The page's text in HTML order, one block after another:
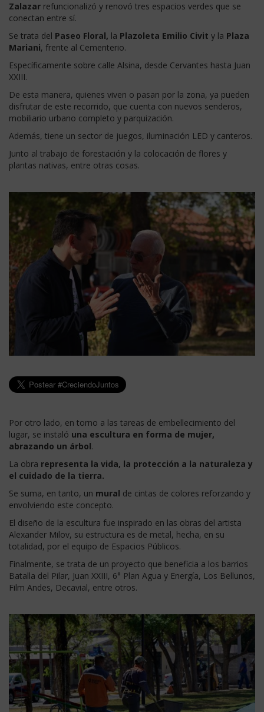
Zalazar refuncionalizó y renovó tres espacios verdes que se
conectan entre sí.
Se trata del Paseo Floral, la Plazoleta Emilio Civit y la Plaza
Mariani, frente al Cementerio.
Específicamente sobre calle Alsina, desde Cervantes hasta Juan
XXIII.
De esta manera, quienes viven o pasan por la zona, ya pueden
disfrutar de este recorrido, que cuenta con nuevos senderos,
mobiliario urbano completo y parquización.
Además, tiene un sector de juegos, iluminación LED y canteros.
Junto al trabajo de forestación y la colocación de flores y
plantas nativas, entre otras cosas.
Por otro lado, en torno a las tareas de embellecimiento del
lugar, se instaló una escultura en forma de mujer,
abrazando un árbol.
La obra representa la vida, la protección a la naturaleza y
el cuidado de la tierra.
Se suma, en tanto, un mural de cintas de colores reforzando y
envolviendo este concepto.
El diseño de la escultura fue inspirado en las obras del artista
Alexander Milov, su estructura es de metal, hecha, en su
totalidad, por el equipo de Espacios Públicos.
Finalmente, se trata de un proyecto que beneficia a los barrios
Batalla del Pilar, Juan XXIII, 6° Plan Agua y Energía, Los Bellunos,
Film Andes, Decavial, entre otros.